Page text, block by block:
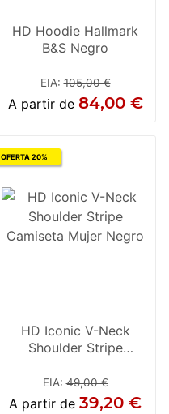
HD Hoodie Hallmark
B&S Negro
EIA:105,00 €
A partir de 84,00 €
OFERTA 20%
HD Iconic V-Neck
Shoulder Stripe
EIA:49,00 €
A partir de 39,20 €